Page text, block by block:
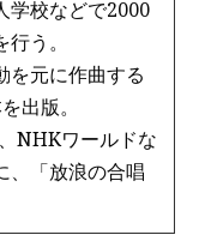
学校などで2000
う。
を元に作曲する
出版。
NHKワールドな
、「放浪の合唱